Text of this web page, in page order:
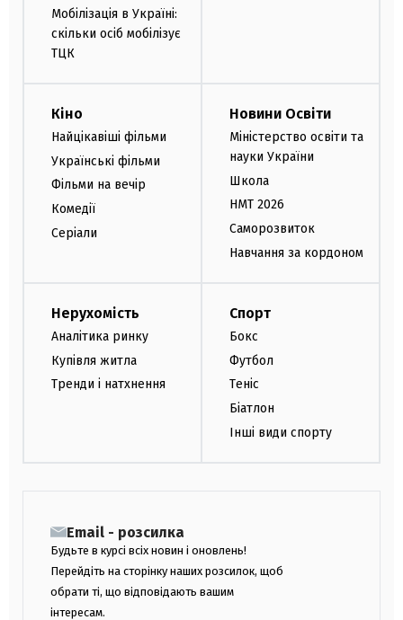
Мобілізація в Україні:
скільки осіб мобілізує
ТЦК
Кіно
Найцікавіші фільми
Українські фільми
Фільми на вечір
Комедії
Серіали
Новини Освіти
Міністерство освіти та
науки України
Школа
НМТ 2026
Саморозвиток
Навчання за кордоном
Нерухомість
Аналітика ринку
Купівля житла
Тренди і натхнення
Спорт
Бокс
Футбол
Теніс
Біатлон
Інші види спорту
Email - розсилка
Будьте в курсі всіх новин і оновлень!
Перейдіть на сторінку наших розсилок, щоб
обрати ті, що відповідають вашим
інтересам.